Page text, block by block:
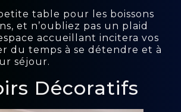
table pour les boissons
et n’oubliez pas un plaid
accueillant incitera vos
du temps à se détendre et à
séjour.
Décoratifs